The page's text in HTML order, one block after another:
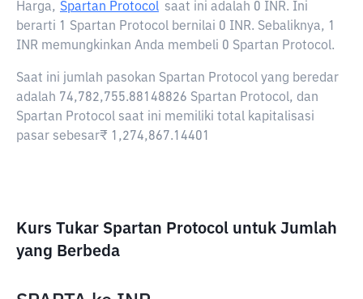
Harga, Spartan Protocol saat ini adalah 0 INR. Ini
berarti 1 Spartan Protocol bernilai 0 INR. Sebaliknya, 1
INR memungkinkan Anda membeli 0 Spartan Protocol.
Saat ini jumlah pasokan Spartan Protocol yang beredar
adalah 74,782,755.88148826 Spartan Protocol, dan
Spartan Protocol saat ini memiliki total kapitalisasi
pasar sebesar₹ 1,274,867.14401
Kurs Tukar Spartan Protocol untuk Jumlah
yang Berbeda